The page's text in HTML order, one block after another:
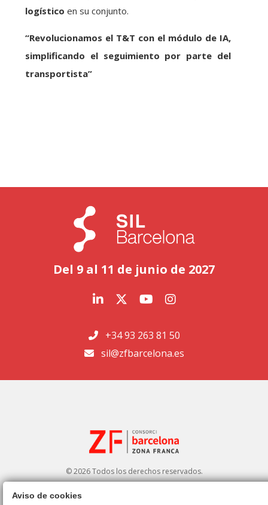
logístico en su conjunto.
“Revolucionamos el T&T con el módulo de IA,
simplificando el seguimiento por parte del
transportista”
Del 9 al 11 de junio de 2027
+34 93 263 81 50
sil@zfbarcelona.es
© 2026 Todos los derechos reservados.
Aviso de cookies